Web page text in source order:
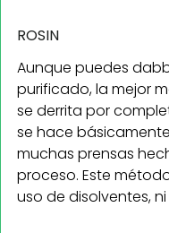
ROSIN
Aunque puedes
purificado, la mejor
se derrita por
se hace
muchas prensas
proceso. Este
uso de disolventes,